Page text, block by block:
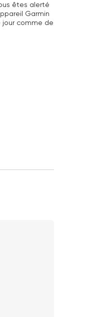
êtes alerté
Garmin
jour comme de